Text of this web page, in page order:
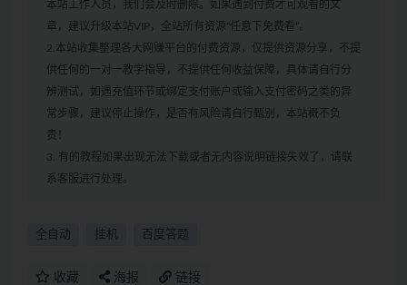
本站工作人员，我们会及时删除。如果遇到付费才可观看的文
章，建议升级本站VIP，全站所有资源“任意下免费看”。
2.本站收集整理各大网赚平台的付费资源，仅提供资源分享，不提
供任何的一对一教学指导，不提供任何收益保障，具体请自行分
辨测试，如遇充值环节或绑定支付账户或输入支付密码之类的异
常步骤，建议停止操作，是否有风险请自行甄别，本站概不负
责！
3. 有的教程如果出现无法下载或者无内容说明链接失效了，请联
系客服进行处理。
全自动 挂机 百度答题
收藏 海报 链接